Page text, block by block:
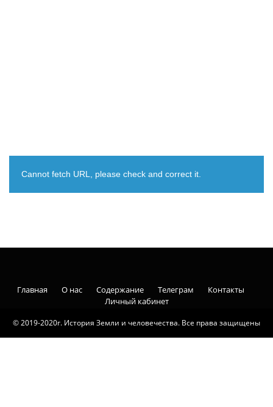
Cannot fetch URL, please check and correct it.
© 2019-2020г. История Земли и человечества. Все права защищены
Главная О нас Содержание Телеграм
Контакты
Личный кабинет